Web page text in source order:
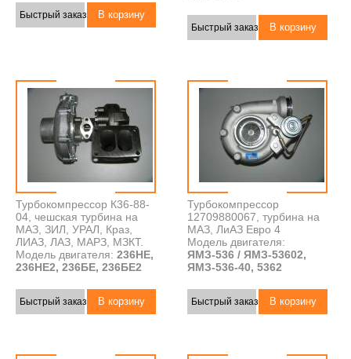
Быстрый заказ
Быстрый заказ
Турбокомпрессор К36-88-
04, чешская турбина на
МАЗ, ЗИЛ, УРАЛ, Краз,
ЛИАЗ, ЛАЗ, МАРЗ, МЗКТ.
Модель двигателя: 236НЕ,
236НЕ2, 236БЕ, 236БЕ2
Быстрый заказ
Турбокомпрессор
12709880067, турбина на
МАЗ, ЛиАЗ Евро 4
Модель двигателя:
ЯМЗ-536 / ЯМЗ-53602,
ЯМЗ-536-40, 5362
Быстрый заказ